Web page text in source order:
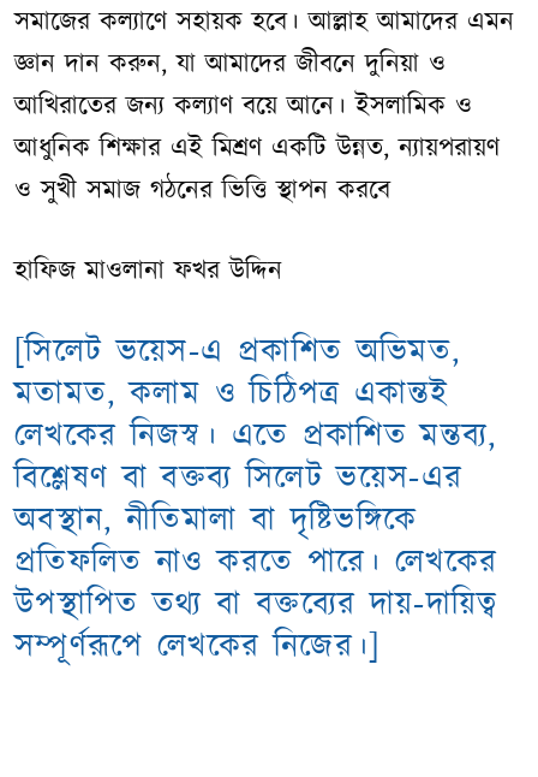
সমাজের কল্যাণে সহায়ক হবে। আল্লাহ আমাদের এমন
জ্ঞান দান করুন, যা আমাদের জীবনে দুনিয়া ও
আখিরাতের জন্য কল্যাণ বয়ে আনে। ইসলামিক ও
আধুনিক শিক্ষার এই মিশ্রণ একটি উন্নত, ন্যায়পরায়ণ
ও সুখী সমাজ গঠনের ভিত্তি স্থাপন করবে
হাফিজ মাওলানা ফখর উদ্দিন
[সিলেট ভয়েস-এ প্রকাশিত অভিমত,
মতামত, কলাম ও চিঠিপত্র একান্তই
লেখকের নিজস্ব। এতে প্রকাশিত মন্তব্য,
বিশ্লেষণ বা বক্তব্য সিলেট ভয়েস-এর
অবস্থান, নীতিমালা বা দৃষ্টিভঙ্গিকে
প্রতিফলিত নাও করতে পারে। লেখকের
উপস্থাপিত তথ্য বা বক্তব্যের দায়-দায়িত্ব
সম্পূর্ণরূপে লেখকের নিজের।]